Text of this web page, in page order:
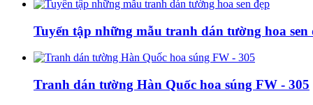
Tuyển tập những mẫu tranh dán tường hoa sen
Tranh dán tường Hàn Quốc hoa súng FW - 305